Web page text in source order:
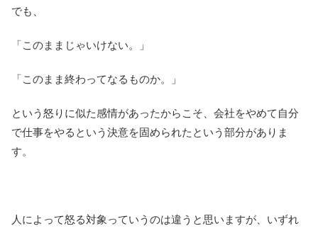
でも、
「このままじゃいけない。」
「このまま終わってなるものか。」
という怒りに似た感情があったからこそ、会社をやめて自分
で仕事をやるという決意を固められたという部分がありま
す。
人によって怒る対象っていうのは違うと思いますが、いずれ